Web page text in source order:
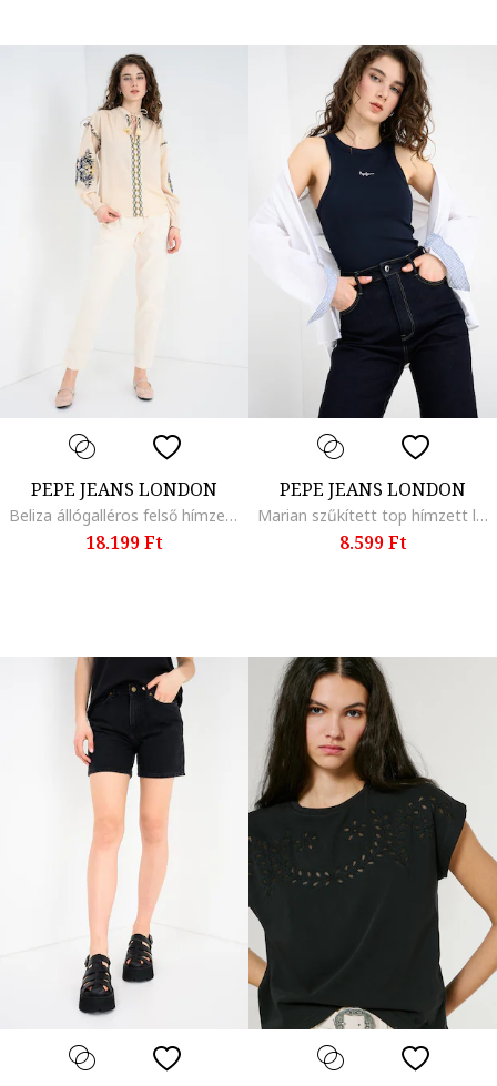
PEPE JEANS LONDON
Beliza állógalléros felső hímzett részletekkel, Világosbézs/Tengerészkék
18.199 Ft
PEPE JEANS LONDON
Marian szűkített top hímzett logóval, Sötétkék
8.599 Ft